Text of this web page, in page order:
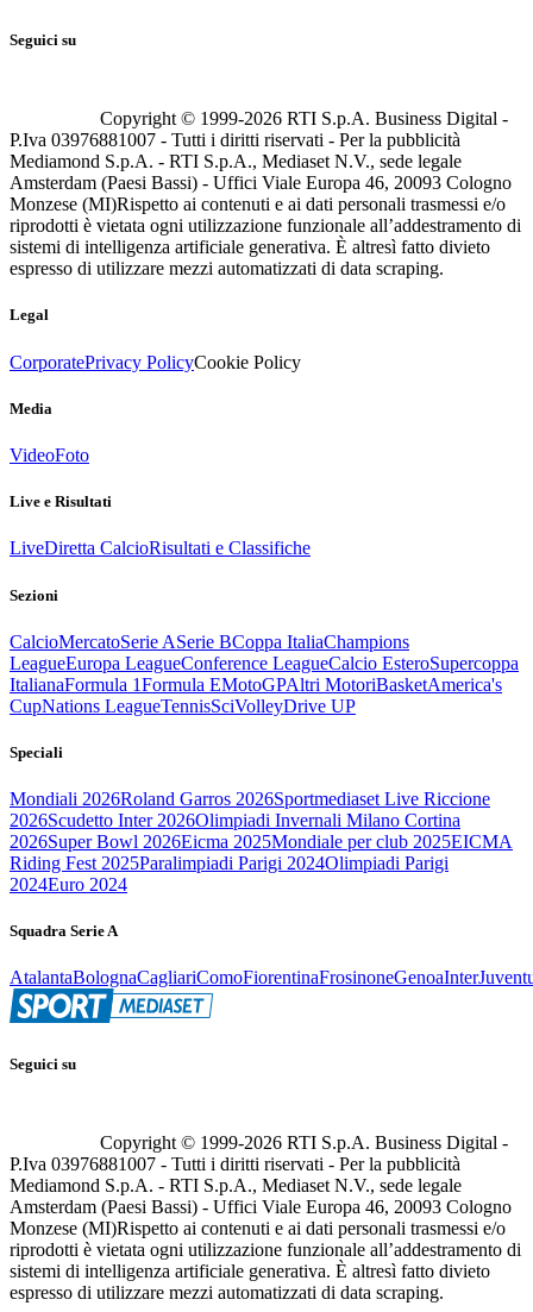
Seguici su
Copyright © 1999-2026 RTI S.p.A. Business Digital -
P.Iva 03976881007 - Tutti i diritti riservati - Per la pubblicità
Mediamond S.p.A. - RTI S.p.A., Mediaset N.V., sede legale
Amsterdam (Paesi Bassi) - Uffici Viale Europa 46, 20093 Cologno
Monzese (MI)Rispetto ai contenuti e ai dati personali trasmessi e/o
riprodotti è vietata ogni utilizzazione funzionale all’addestramento di
sistemi di intelligenza artificiale generativa. È altresì fatto divieto
espresso di utilizzare mezzi automatizzati di data scraping.
Legal
CorporatePrivacy PolicyCookie Policy
Media
VideoFoto
Live e Risultati
LiveDiretta CalcioRisultati e Classifiche
Sezioni
CalcioMercatoSerie ASerie BCoppa ItaliaChampions
LeagueEuropa LeagueConference LeagueCalcio EsteroSupercoppa
ItalianaFormula 1Formula EMotoGPAltri MotoriBasketAmerica's
CupNations LeagueTennisSciVolleyDrive UP
Speciali
Mondiali 2026Roland Garros 2026Sportmediaset Live Riccione
2026Scudetto Inter 2026Olimpiadi Invernali Milano Cortina
2026Super Bowl 2026Eicma 2025Mondiale per club 2025EICMA
Riding Fest 2025Paralimpiadi Parigi 2024Olimpiadi Parigi
2024Euro 2024
Squadra Serie A
AtalantaBolognaCagliariComoFiorentinaFrosinoneGenoaInter
Seguici su
Copyright © 1999-2026 RTI S.p.A. Business Digital -
P.Iva 03976881007 - Tutti i diritti riservati - Per la pubblicità
Mediamond S.p.A. - RTI S.p.A., Mediaset N.V., sede legale
Amsterdam (Paesi Bassi) - Uffici Viale Europa 46, 20093 Cologno
Monzese (MI)Rispetto ai contenuti e ai dati personali trasmessi e/o
riprodotti è vietata ogni utilizzazione funzionale all’addestramento di
sistemi di intelligenza artificiale generativa. È altresì fatto divieto
espresso di utilizzare mezzi automatizzati di data scraping.